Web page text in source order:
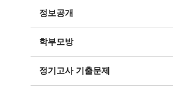
정보공개
학부모방
정기고사 기출문제